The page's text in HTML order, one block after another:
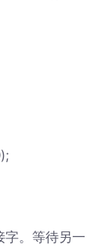
。等待另一